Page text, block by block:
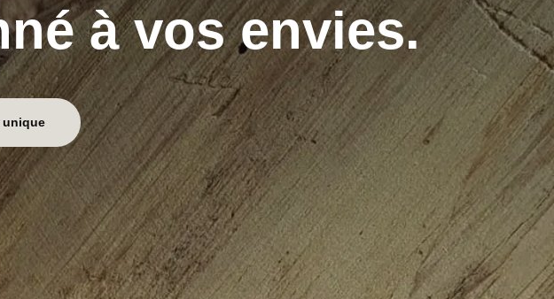
à vos envies.
unique